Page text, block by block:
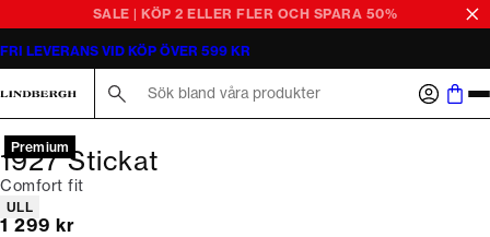
SALE | KÖP 2 ELLER FLER OCH SPARA 50%
FRI LEVERANS VID KÖP ÖVER 599 KR
Premium
1927 Stickat
Comfort fit
Produktattribut
ULL
Nuvarande pris
1 299 kr